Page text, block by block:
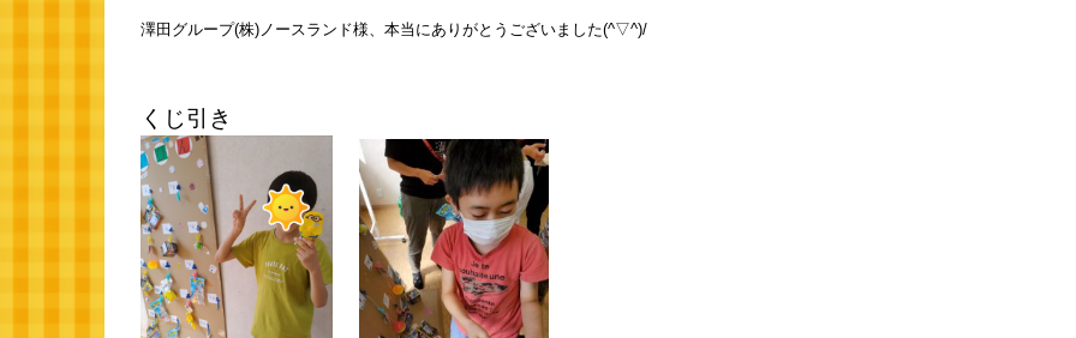
澤田グループ(株)ノースランド様、本当にありがとうございました(^▽^)/
くじ引き